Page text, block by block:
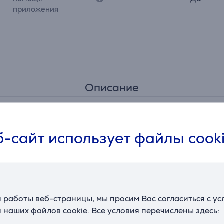
сайт использует файлы
веб-страницы, мы просим Вас согласиться с
наших файлов cookie. Все условия перечислены здесь:
приложения
Описание
ощущение кинозала благодаря 5.1-канальной
слово и музыкальное произведение.
звук, который движется вокруг Вас, в том
в реальном времени, ни один шепот или тихая